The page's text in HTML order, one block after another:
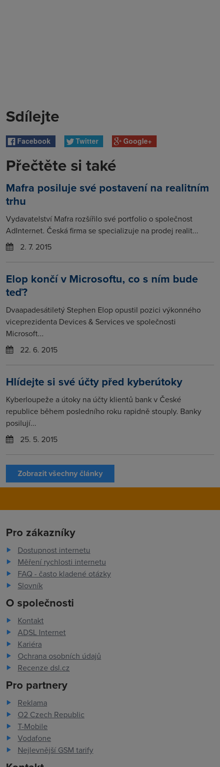
Sdílejte
Facebook Twitter Google+
Přečtěte si také
Mafra posiluje své postavení na realitním
trhu
Vydavatelství Mafra rozšířilo své portfolio o společnost
AdInternet. Česká firma se specializuje na prodej realit...
2. 7. 2015
Elop končí v Microsoftu, co s ním bude
teď?
Dvaapadesátiletý Stephen Elop opustil pozici výkonného
viceprezidenta Devices & Services ve společnosti
Microsoft...
22. 6. 2015
Hlídejte si své účty před kyberútoky
Kyberloupeže a útoky na účty klientů bank v České
republice během posledního roku rapidně stouply. Banky
posilují...
25. 5. 2015
Zobrazit všechny články
Pro zákazníky
Dostupnost internetu
Měření rychlosti internetu
FAQ - často kladené otázky
Slovník
O společnosti
Kontakt
ADSL Internet
Kariéra
Ochrana osobních údajů
Recenze dsl.cz
Pro partnery
Reklama
O2 Czech Republic
T-Mobile
Vodafone
Nejlevnější GSM tarify